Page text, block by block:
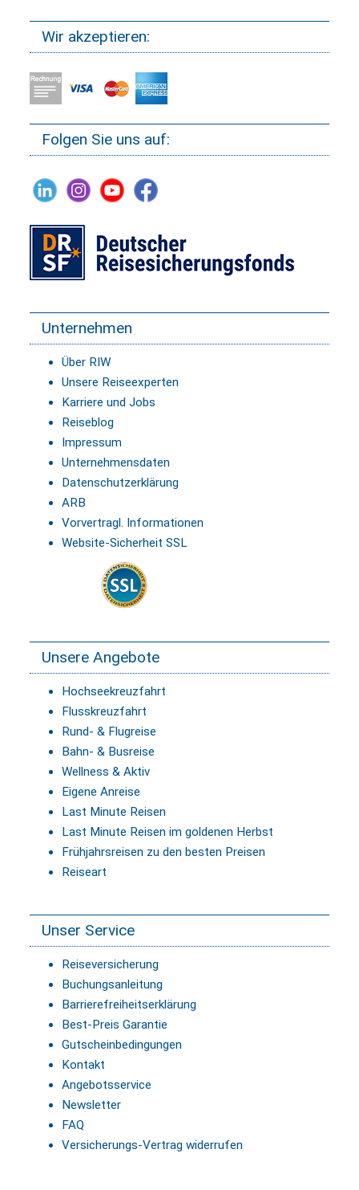
Wir akzeptieren:
Folgen Sie uns auf:
Unternehmen
Über RIW
Unsere Reiseexperten
Karriere und Jobs
Reiseblog
Impressum
Unternehmensdaten
Datenschutzerklärung
ARB
Vorvertragl. Informationen
Website-Sicherheit SSL
Unsere Angebote
Hochseekreuzfahrt
Flusskreuzfahrt
Rund- & Flugreise
Bahn- & Busreise
Wellness & Aktiv
Eigene Anreise
Last Minute Reisen
Last Minute Reisen im goldenen Herbst
Frühjahrsreisen zu den besten Preisen
Reiseart
Unser Service
Reiseversicherung
Buchungsanleitung
Barrierefreiheitserklärung
Best-Preis Garantie
Gutscheinbedingungen
Kontakt
Angebotsservice
Newsletter
FAQ
Versicherungs-Vertrag widerrufen